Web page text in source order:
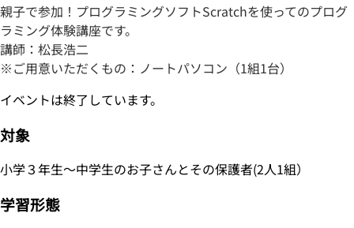
親子で参加！プログラミングソフトScratchを使ってのプログ
ラミング体験講座です。
講師：松長浩二
※ご用意いただくもの：ノートパソコン（1組1台）
イベントは終了しています。
対象
小学３年生～中学生のお子さんとその保護者(2人1組）
学習形態